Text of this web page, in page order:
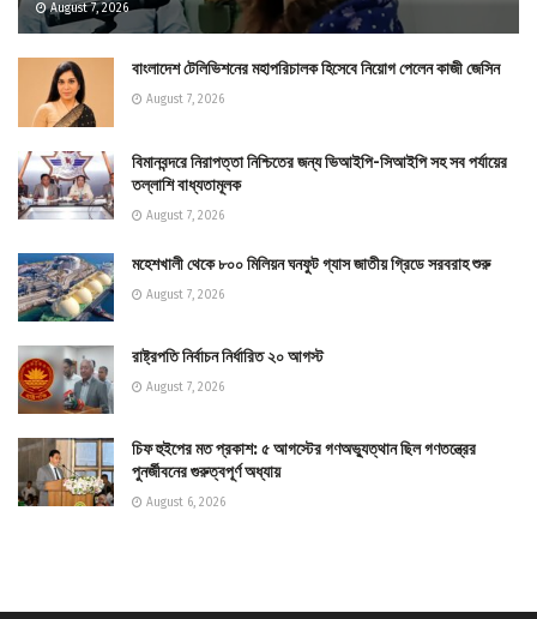
August 7, 2026
বাংলাদেশ টেলিভিশনের মহাপরিচালক হিসেবে নিয়োগ পেলেন কাজী জেসিন
August 7, 2026
বিমানবন্দরে নিরাপত্তা নিশ্চিতের জন্য ভিআইপি-সিআইপি সহ সব পর্যায়ের
তল্লাশি বাধ্যতামূলক
August 7, 2026
মহেশখালী থেকে ৮০০ মিলিয়ন ঘনফুট গ্যাস জাতীয় গ্রিডে সরবরাহ শুরু
August 7, 2026
রাষ্ট্রপতি নির্বাচন নির্ধারিত ২০ আগস্ট
August 7, 2026
চিফ হুইপের মত প্রকাশ: ৫ আগস্টের গণঅভ্যুত্থান ছিল গণতন্ত্রের
পুনর্জীবনের গুরুত্বপূর্ণ অধ্যায়
August 6, 2026